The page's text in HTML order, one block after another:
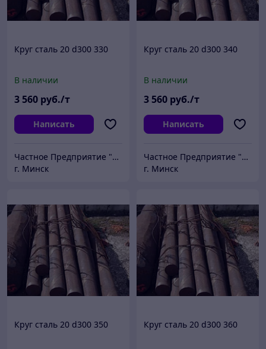
Круг сталь 20 d300 330
В наличии
3 560 руб./т
Написать
Частное Предприятие "ПромШтамп"
г. Минск
Круг сталь 20 d300 340
В наличии
3 560 руб./т
Написать
Частное Предприятие "ПромШтамп"
г. Минск
Круг сталь 20 d300 350 Круг сталь 20 d300 360